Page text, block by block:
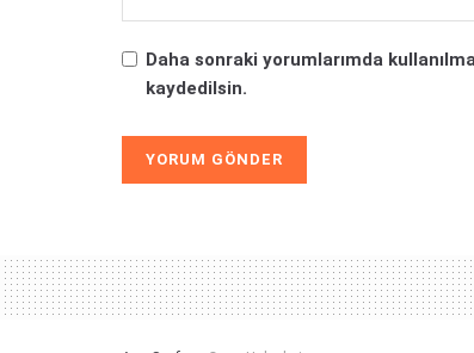
Daha sonraki yorumlarımda
kaydedilsin.